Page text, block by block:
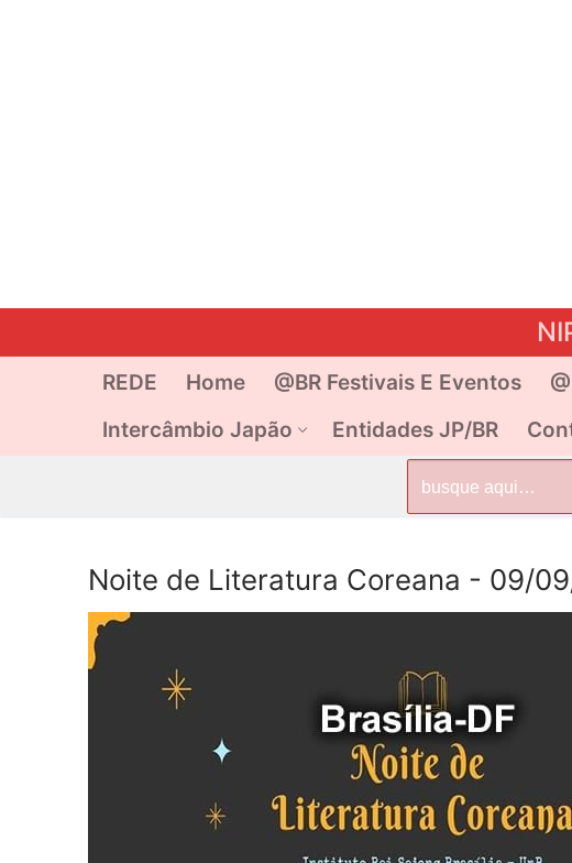
REDE Home @BR Festivais E Eventos
Intercâmbio Japão
Entidades JP/BR
por:
Noite de Literatura Coreana - 09/